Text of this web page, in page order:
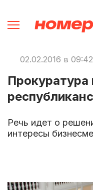
02.02.2016 в 09:42
Речь идет о
интересы